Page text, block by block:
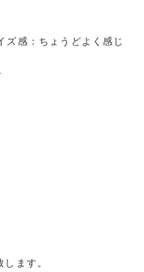
感：ちょうどよく感じ
ます。